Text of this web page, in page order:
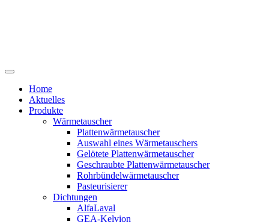
Home
Aktuelles
Produkte
Wärmetauscher
Plattenwärmetauscher
Auswahl eines Wärmetauschers
Gelötete Plattenwärmetauscher
Geschraubte Plattenwärmetauscher
Rohrbündelwärmetauscher
Pasteurisierer
Dichtungen
AlfaLaval
GEA-Kelvion